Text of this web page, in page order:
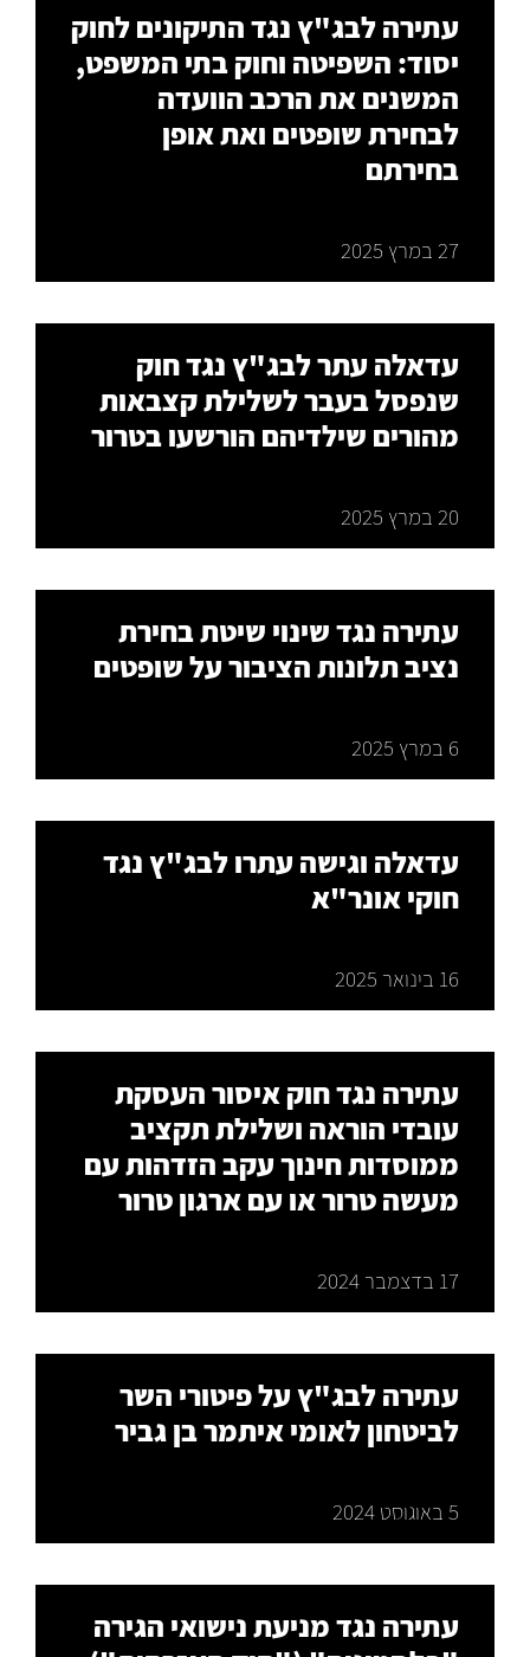
עתירה לבג"ץ נגד התיקונים לחוק
יסוד: השפיטה וחוק בתי המשפט,
המשנים את הרכב הוועדה
לבחירת שופטים ואת אופן
בחירתם
27 במרץ 2025
עדאלה עתר לבג"ץ נגד חוק
שנפסל בעבר לשלילת קצבאות
מהורים שילדיהם הורשעו בטרור
20 במרץ 2025
עתירה נגד שינוי שיטת בחירת
נציב תלונות הציבור על שופטים
6 במרץ 2025
עדאלה וגישה עתרו לבג"ץ נגד
חוקי אונר"א
16 בינואר 2025
עתירה נגד חוק איסור העסקת
עובדי הוראה ושלילת תקציב
ממוסדות חינוך עקב הזדהות עם
מעשה טרור או עם ארגון טרור
17 בדצמבר 2024
עתירה לבג"ץ על פיטורי השר
לביטחון לאומי איתמר בן גביר
5 באוגוסט 2024
עתירה נגד מניעת נישואי הגירה